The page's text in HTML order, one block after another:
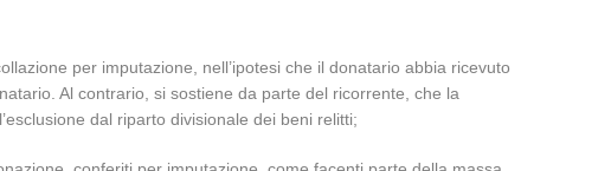
per imputazione, nell’ipotesi che il donatario abbia ricevuto
Al contrario, si sostiene da parte del ricorrente, che la
dal riparto divisionale dei beni relitti;